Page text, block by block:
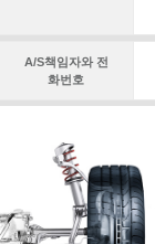
A/S책임자와 전
화번호